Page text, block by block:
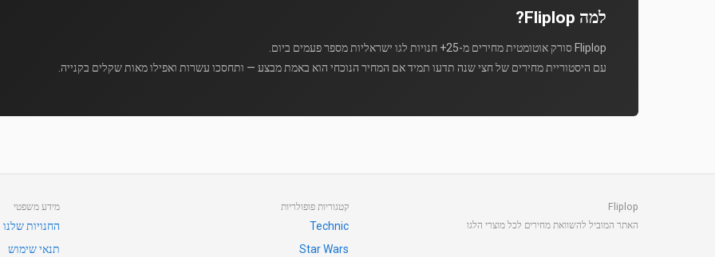
למה Fliplop?
Fliplop סורק אוטומטית מחירים מ-25+ חנויות לגו ישראליות מספר פעמים ביום.
עם היסטוריית מחירים של חצי שנה תדעו תמיד אם המחיר הנוכחי הוא באמת מבצע — ותחסכו עשרות ואפילו מאות שקלים בקנייה.
Fliplop
האתר המוביל להשוואת מחירים לכל מוצרי הלגו
קטגוריות פופולריות
Technic
Star Wars
מידע משפטי
החנויות שלנו
תנאי שימוש